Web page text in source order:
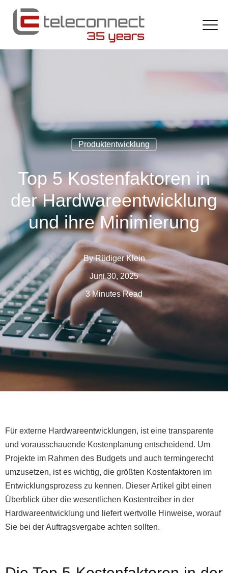
Produktentwicklung
Top 5 Kostenfaktoren in
der Hardwareentwicklung
und ihre Minimierung
ByRüdiger Klein
Juni 30, 2025
3 Minutes Read
Für externe Hardwareentwicklungen, ist eine transparente
und vorausschauende Kostenplanung entscheidend. Um
Projekte im Rahmen des Budgets und auch termingerecht
umzusetzen, ist es wichtig, die größten Kostenfaktoren im
Entwicklungsprozess zu kennen. Dieser Artikel gibt einen
Überblick über die wesentlichen Kostentreiber in der
Hardwareentwicklung und liefert wertvolle Hinweise, worauf
Sie bei der Auftragsvergabe achten sollten.